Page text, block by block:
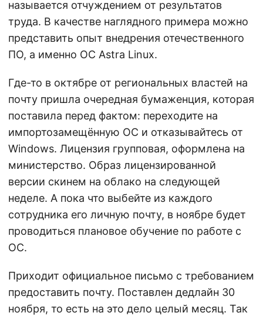
называется отчуждением от результатов
труда. В качестве наглядного примера можно
представить опыт внедрения отечественного
ПО, а именно ОС Astra Linux.
Где-то в октябре от региональных властей на
почту пришла очередная бумаженция, которая
поставила перед фактом: переходите на
импортозамещённую ОС и отказывайтесь от
Windows. Лицензия групповая, оформлена на
министерство. Образ лицензированной
версии скинем на облако на следующей
неделе. А пока что выбейте из каждого
сотрудника его личную почту, в ноябре будет
проводиться плановое обучение по работе с
ОС.
Приходит официальное письмо с требованием
предоставить почту. Поставлен дедлайн 30
ноября, то есть на это дело целый месяц. Так